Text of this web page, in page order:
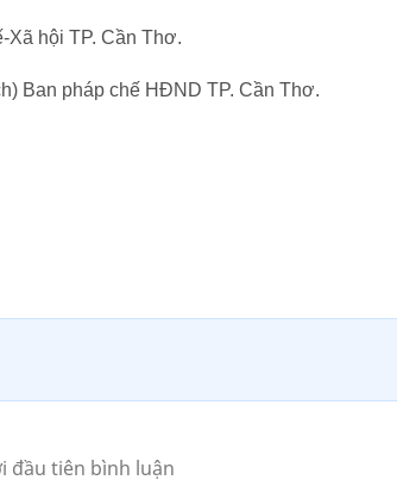
Xã hội TP. Cần Thơ.
Ban pháp chế HĐND TP. Cần Thơ.